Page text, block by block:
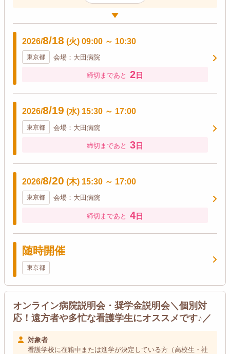
2026/8/18 (火) 09:00 ～ 10:30
東京都 会場：大田病院
締切まであと 2日
2026/8/19 (水) 15:30 ～ 17:00
東京都 会場：大田病院
締切まであと 3日
2026/8/20 (木) 15:30 ～ 17:00
東京都 会場：大田病院
締切まであと 4日
随時開催
東京都
オンライン病院説明会・奨学金説明会＼個別対
応！遠方者や多忙な看護学生にオススメです♪／
対象者
看護学校に在籍中または進学が決定している方（高校生・社